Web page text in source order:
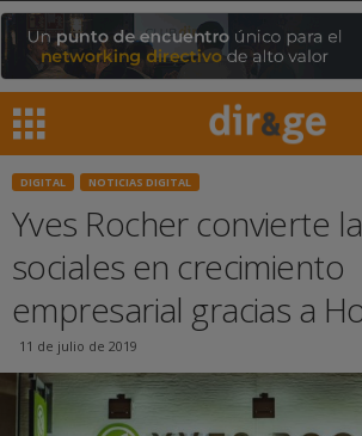
DIGITAL NOTICIAS DIGITAL
Yves Rocher convierte
sociales en crecimiento
empresarial gracias a
11 de julio de 2019